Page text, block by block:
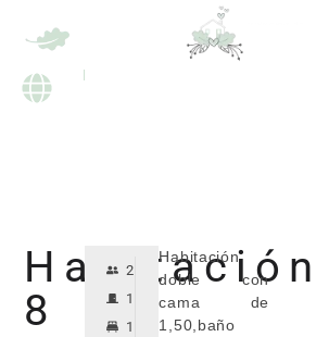
Habitación
8
2
1
1
Habitación
doble con
cama de
1,50,baño